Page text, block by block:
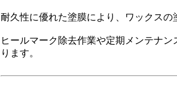
耐久性に優れた塗膜により、ワックスの
ヒールマーク除去作業や定期メンテナ
ります。